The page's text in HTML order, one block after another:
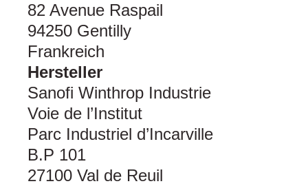
82 Avenue Raspail
94250 Gentilly
Frankreich
Hersteller
Sanofi Winthrop Industrie
Voie de l’Institut
Parc Industriel d’Incarville
B.P 101
27100 Val de Reuil